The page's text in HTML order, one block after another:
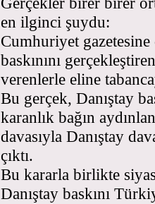
en ilginci şuydu:
Cumhuriyet gazetesine
baskınını
verenlerle eline
Bu gerçek, Danıştay
karanlık bağın
davasıyla Danıştay
çıktı.
Bu kararla birlikte
Danıştay baskını